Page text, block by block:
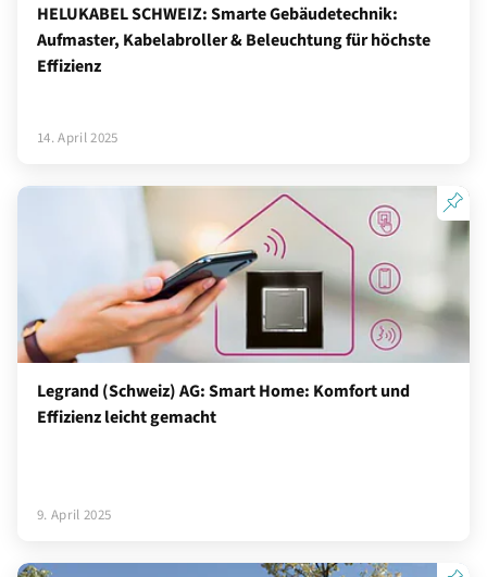
HELUKABEL SCHWEIZ: Smarte Gebäudetechnik:
Aufmaster, Kabelabroller & Beleuchtung für höchste
Effizienz
14. April 2025
Legrand (Schweiz) AG: Smart Home: Komfort und
Effizienz leicht gemacht
9. April 2025